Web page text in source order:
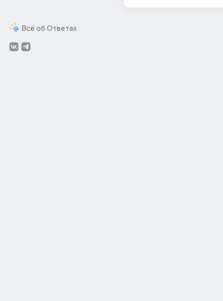
Всё об Ответах